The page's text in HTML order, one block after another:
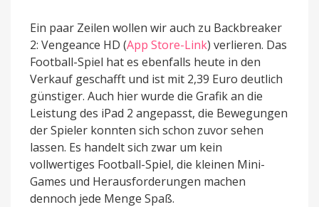
Ein paar Zeilen wollen wir auch zu Backbreaker
2: Vengeance HD (App Store-Link) verlieren. Das
Football-Spiel hat es ebenfalls heute in den
Verkauf geschafft und ist mit 2,39 Euro deutlich
günstiger. Auch hier wurde die Grafik an die
Leistung des iPad 2 angepasst, die Bewegungen
der Spieler konnten sich schon zuvor sehen
lassen. Es handelt sich zwar um kein
vollwertiges Football-Spiel, die kleinen Mini-
Games und Herausforderungen machen
dennoch jede Menge Spaß.